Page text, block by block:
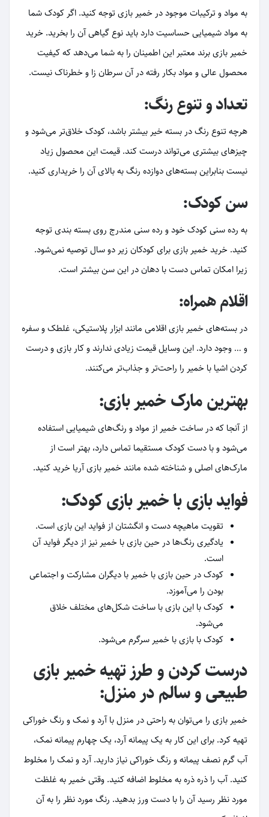
به مواد و ترکیبات موجود در خمیر بازی توجه کنید. اگر کودک شما
به مواد شیمیایی حساسیت دارد باید نوع گیاهی آن را بخرید. خرید
خمیر بازی برند معتبر این اطمینان را به شما می‌دهد که کیفیت
محصول عالی و مواد بکار رفته در آن سرطان زا و خطرناک نیست.
تعداد و تنوع رنگ:
هرچه تنوع رنگ در بسته خیر بیشتر باشد، کودک خلاق‌تر می‌شود و
چیزهای بیشتری می‌تواند درست کند. قیمت این محصول زیاد
نیست بنابراین بسته‌های دوازده رنگ به بالای آن را خریداری کنید.
سن کودک:
به رده سنی کودک خود و رده سنی مندرج روی بسته بندی توجه
کنید. خرید خمیر بازی برای کودکان زیر دو سال توصیه نمی‌شود.
زیرا امکان تماس دست با دهان در این سن بیشتر است.
اقلام همراه:
در بسته‌های خمیر بازی اقلامی مانند ابزار پلاستیکی، غلطک و سفره
و … وجود دارد. این وسایل قیمت زیادی ندارند و کار بازی و درست
کردن اشیا با خمیر را راحت‌تر و جذاب‌تر می‌کنند.
بهترین مارک خمیر بازی:
از آنجا که در ساخت خمیر از مواد و رنگ‌های شیمیایی استفاده
می‌شود و با دست کودک مستقیما تماس دارد، بهتر است از
مارک‌های اصلی و شناخته شده مانند خمیر بازی آریا خرید کنید.
فواید بازی با خمیر بازی کودک:
تقویت ماهیچه دست و انگشتان از فواید این بازی است.
یادگیری رنگ‌ها در حین بازی با خمیر نیز از دیگر فواید آن
است.
کودک در حین بازی با خمیر با دیگران مشارکت و اجتماعی
بودن را می‌آموزد.
کودک با این بازی با ساخت شکل‌های مختلف خلاق
می‌شود.
کودک با بازی با خمیر سرگرم می‌شود.
درست کردن و طرز تهیه خمیر بازی
طبیعی و سالم در منزل:
خمیر بازی را می‌توان به راحتی در منزل با آرد و نمک و رنگ خوراکی
تهیه کرد. برای این کار به یک پیمانه آرد، یک چهارم پیمانه نمک،
آب گرم نصف پیمانه و رنگ خوراکی نیاز دارید. آرد و نمک را مخلوط
کنید. آب را ذره ذره به مخلوط اضافه کنید. وقتی خمیر به غلظت
مورد نظر رسید آن را با دست ورز بدهید. رنگ مورد نظر را به آن